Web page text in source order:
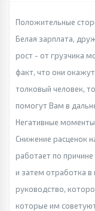
Положительные
Белая зарплата,
рост - от грузчика
факт, что они
толковый человек,
помогут Вам в
Негативные моменты
Снижение расценок
работает по
и затем отработка в
руководство,
которые им